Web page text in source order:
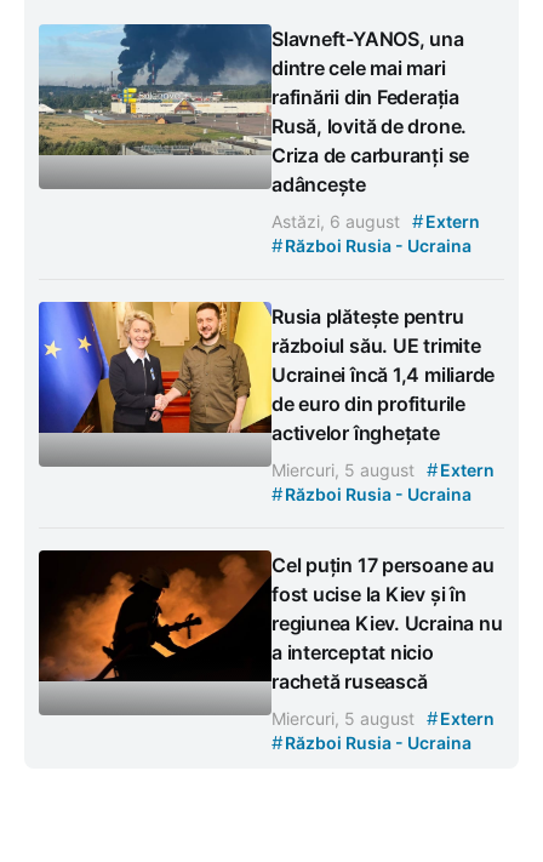
Slavneft-YANOS, una
dintre cele mai mari
rafinării din Federația
Rusă, lovită de drone.
Criza de carburanți se
adâncește
Astăzi, 6 august #Extern
#Război Rusia - Ucraina
Rusia plătește pentru
războiul său. UE trimite
Ucrainei încă 1,4 miliarde
de euro din profiturile
activelor înghețate
Miercuri, 5 august #Extern
#Război Rusia - Ucraina
Cel puțin 17 persoane au
fost ucise la Kiev și în
regiunea Kiev. Ucraina nu
a interceptat nicio
rachetă rusească
Miercuri, 5 august #Extern
#Război Rusia - Ucraina